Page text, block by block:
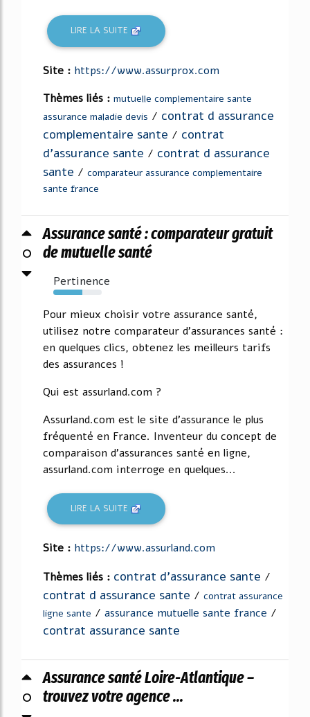
LIRE LA SUITE
Site : https://www.assurprox.com
Thèmes liés : mutuelle complementaire sante
assurance maladie devis / contrat d assurance
complementaire sante / contrat
d'assurance sante / contrat d assurance
sante / comparateur assurance complementaire
sante france
0
Assurance santé : comparateur gratuit
de mutuelle santé
Pertinence
60%
Pour mieux choisir votre assurance santé,
utilisez notre comparateur d'assurances santé :
en quelques clics, obtenez les meilleurs tarifs
des assurances !
Qui est assurland.com ?
Assurland.com est le site d'assurance le plus
fréquenté en France. Inventeur du concept de
comparaison d'assurances santé en ligne,
assurland.com interroge en quelques...
LIRE LA SUITE
Site : https://www.assurland.com
Thèmes liés : contrat d'assurance sante /
contrat d assurance sante / contrat assurance
ligne sante / assurance mutuelle sante france /
contrat assurance sante
0
Assurance santé Loire-Atlantique –
trouvez votre agence ...